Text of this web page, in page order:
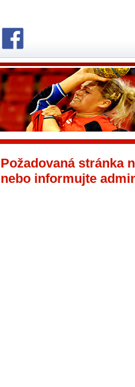
Požadovaná stránka
nebo informujte